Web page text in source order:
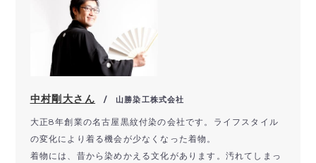
中村剛大さん / 山勝染工株式会社
大正8年創業の名古屋黒紋付染の会社です。ライフスタイル
の変化により着る機会が少なくなった着物。
着物には、昔から染めかえる文化があります。汚れてしまっ